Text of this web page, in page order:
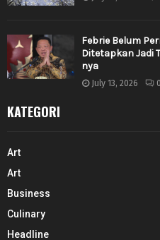
Febrie Belum
Ditetapkan Jadi
nya
July 13, 2026 0
KATEGORI
Art
Art
Business
Culinary
Headline